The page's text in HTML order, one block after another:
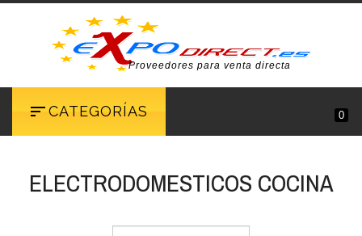
Proveedores para venta directa
CATEGORÍAS 0
ELECTRODOMESTICOS COCINA